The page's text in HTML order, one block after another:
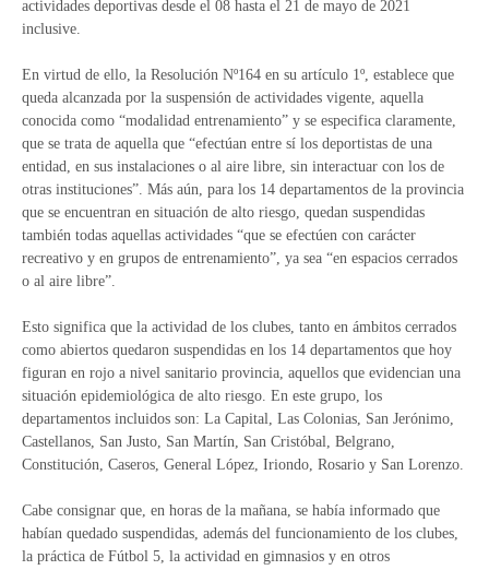
actividades deportivas desde el 08 hasta el 21 de mayo de 2021
inclusive.
En virtud de ello, la Resolución Nº164 en su artículo 1º, establece que
queda alcanzada por la suspensión de actividades vigente, aquella
conocida como “modalidad entrenamiento” y se especifica claramente,
que se trata de aquella que “efectúan entre sí los deportistas de una
entidad, en sus instalaciones o al aire libre, sin interactuar con los de
otras instituciones”. Más aún, para los 14 departamentos de la provincia
que se encuentran en situación de alto riesgo, quedan suspendidas
también todas aquellas actividades “que se efectúen con carácter
recreativo y en grupos de entrenamiento”, ya sea “en espacios cerrados
o al aire libre”.
Esto significa que la actividad de los clubes, tanto en ámbitos cerrados
como abiertos quedaron suspendidas en los 14 departamentos que hoy
figuran en rojo a nivel sanitario provincia, aquellos que evidencian una
situación epidemiológica de alto riesgo. En este grupo, los
departamentos incluidos son: La Capital, Las Colonias, San Jerónimo,
Castellanos, San Justo, San Martín, San Cristóbal, Belgrano,
Constitución, Caseros, General López, Iriondo, Rosario y San Lorenzo.
Cabe consignar que, en horas de la mañana, se había informado que
habían quedado suspendidas, además del funcionamiento de los clubes,
la práctica de Fútbol 5, la actividad en gimnasios y en otros